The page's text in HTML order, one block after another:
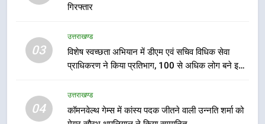
गिरफ्तार
03
उत्तराखण्ड
विशेष स्वच्छता अभियान में डीएम एवं सचिव विधिक सेवा
प्राधिकरण ने किया प्रतिभाग, 100 से अधिक लोग बने इस
04
उत्तराखण्ड
कॉमनवेल्थ गेम्स में कांस्य पदक जीतने वाली उन्नति शर्मा को
7
हर घर तिरंगा अभियान को जन-जन तक